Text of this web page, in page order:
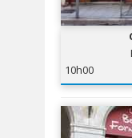
10h00